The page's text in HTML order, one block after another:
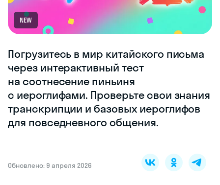
NEW
Погрузитесь в мир китайского письма
через интерактивный тест
на соотнесение пиньиня
с иероглифами. Проверьте свои знания
транскрипции и базовых иероглифов
для повседневного общения.
Обновлено: 9 апреля 2026